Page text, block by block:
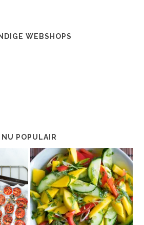
WEBSHOPS
NU POPULAIR